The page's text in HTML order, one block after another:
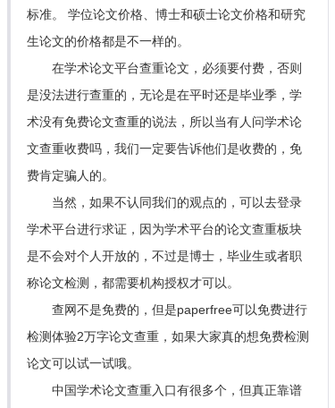
标准。 学位论文价格、博士和硕士论文价格和研究
生论文的价格都是不一样的。
在学术论文平台查重论文，必须要付费，否则
是没法进行查重的，无论是在平时还是毕业季，学
术没有免费论文查重的说法，所以当有人问学术论
文查重收费吗，我们一定要告诉他们是收费的，免
费肯定骗人的。
当然，如果不认同我们的观点的，可以去登录
学术平台进行求证，因为学术平台的论文查重板块
是不会对个人开放的，不过是博士，毕业生或者职
称论文检测，都需要机构授权才可以。
查网不是免费的，但是paperfree可以免费进行
检测体验2万字论文查重，如果大家真的想免费检测
论文可以试一试哦。
中国学术论文查重入口有很多个，但真正靠谱